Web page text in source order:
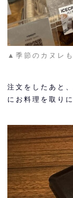
▲季節のカヌレ
注文をしたあと
にお料理を取り